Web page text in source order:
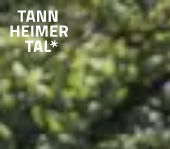
Zum Hauptinhalt springen